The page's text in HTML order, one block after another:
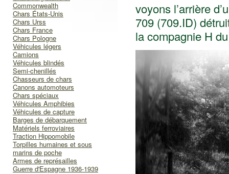
Commonwealth
Chars États-Unis
Chars Urss
Chars France
Chars Pologne
Véhicules légers
Camions
Véhicules blindés
Semi-chenillés
Chasseurs de chars
Canons automoteurs
Chars spéciaux
Véhicules Amphibies
Véhicules de capture
Barges de débarquement
Matériels ferroviaires
Traction Hippomobile
Torpilles humaines et sous
marins de poche
Armes de représailles
Guerre d'Espagne 1936-1939
voyons l’arrière
709 (709.ID)
la compagnie H